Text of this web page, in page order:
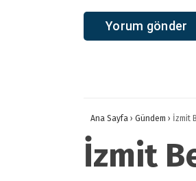
Ana Sayfa › Gündem › İzmit
İzmit